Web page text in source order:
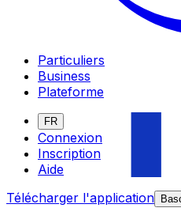
Particuliers
Business
Plateforme
FR
Connexion
Inscription
Aide
Télécharger l'application